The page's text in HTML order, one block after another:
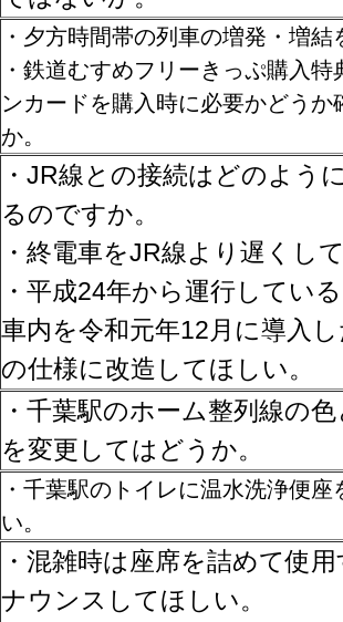
・夕方時間帯の列車の増発・増
・鉄道むすめフリーきっぷ購入
ンカードを購入時に必要かどうか
か。
・JR線との接続はどのよう
るのですか。
・終電車をJR線より遅くし
・平成24年から運行してい
車内を令和元年12月に導入
の仕様に改造してほしい。
・千葉駅のホーム整列線の
を変更してはどうか。
・千葉駅のトイレに温水洗浄便座
い。
・混雑時は座席を詰めて使
ナウンスしてほしい。